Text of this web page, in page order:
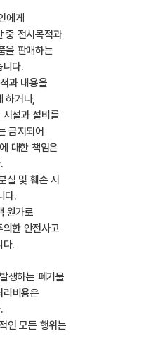
에게
중 전시목적과
을 판매하는
니다.
과 내용을
하거나,
설과 설비를
금지되어
대한 책임은
실 및 훼손 시
다.
원가로
의한 안전사고
다.
생하는 폐기물
리비용은
인 모든 행위는